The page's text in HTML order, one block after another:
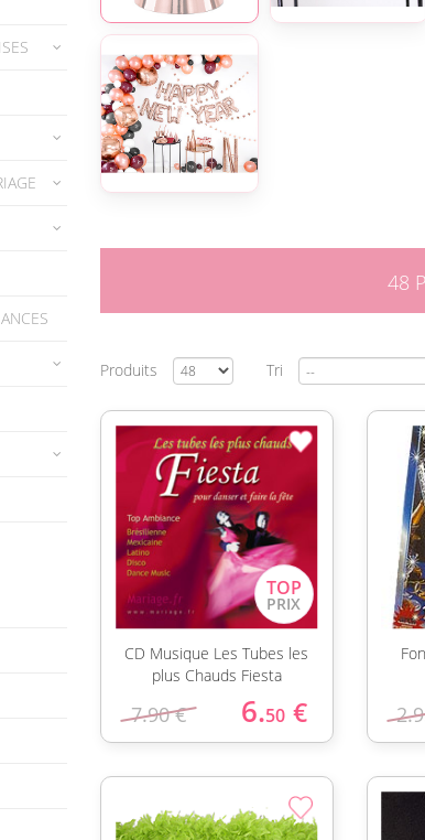
48
Produits Tri
CD Musique Les Tubes les
plus Chauds Fiesta
7.90 € 6.50 €